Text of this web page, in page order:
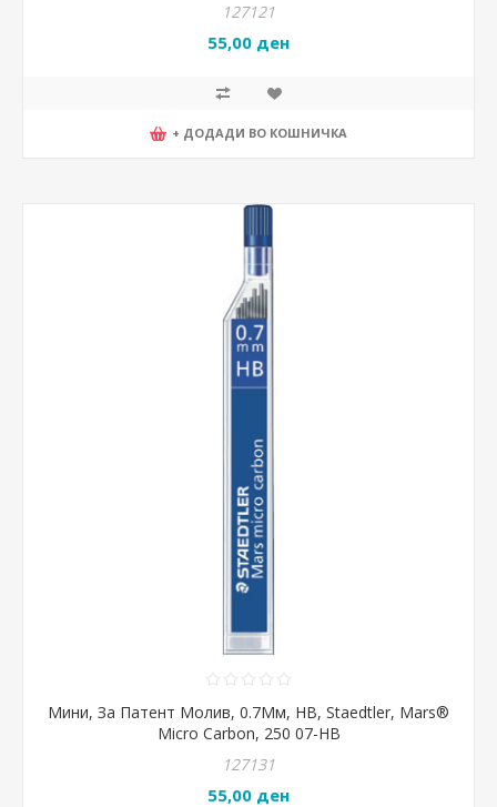
127121
55,00 ден
+ ДОДАДИ ВО КОШНИЧКА
Мини, За Патент Молив, 0.7Мм, HB, Staedtler, Mars®
Micro Carbon, 250 07-HB
127131
55,00 ден